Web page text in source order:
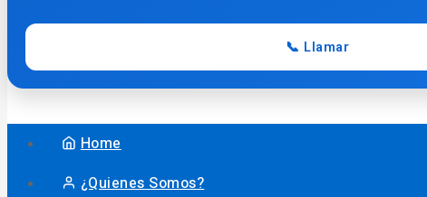
📞 Llamar
Home
¿Quienes Somos?